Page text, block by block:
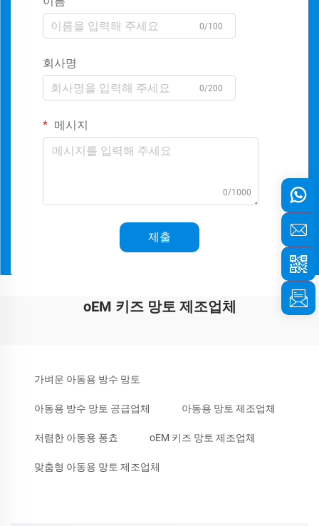
0/100
회사명
0/200
메시지
0/1000
제출
oEM 키즈 망토 제조업체
가벼운 아동용 방수 망토
아동용 방수 망토 공급업체 아동용 망토 제조업체
저렴한 아동용 퐁쵸 oEM 키즈 망토 제조업체
맞춤형 아동용 망토 제조업체